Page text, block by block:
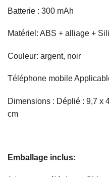
Batterie : 300 mAh
Matériel: ABS + alliage +
Couleur: argent, noir
Téléphone mobile
Dimensions : Déplié : 9,7 x
cm
Emballage inclus: